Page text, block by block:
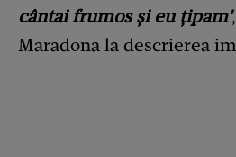
cântai frumos şi eu ţipam'
Maradona la descrierea